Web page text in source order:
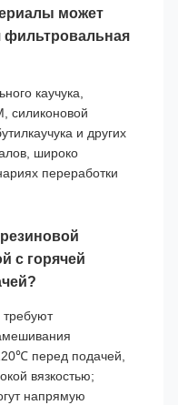
может
фильтровальная
каучука,
силиконовой
и других
широко
переработки
с горячей
перед подачей,
вязкостью;
напрямую